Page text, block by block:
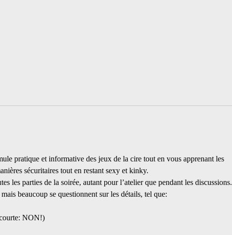
pratique et informative des jeux de la cire tout en vous apprenant les
sécuritaires tout en restant sexy et kinky.
les parties de la soirée, autant pour l’atelier que pendant les discussions.
beaucoup se questionnent sur les détails, tel que:
NON!)